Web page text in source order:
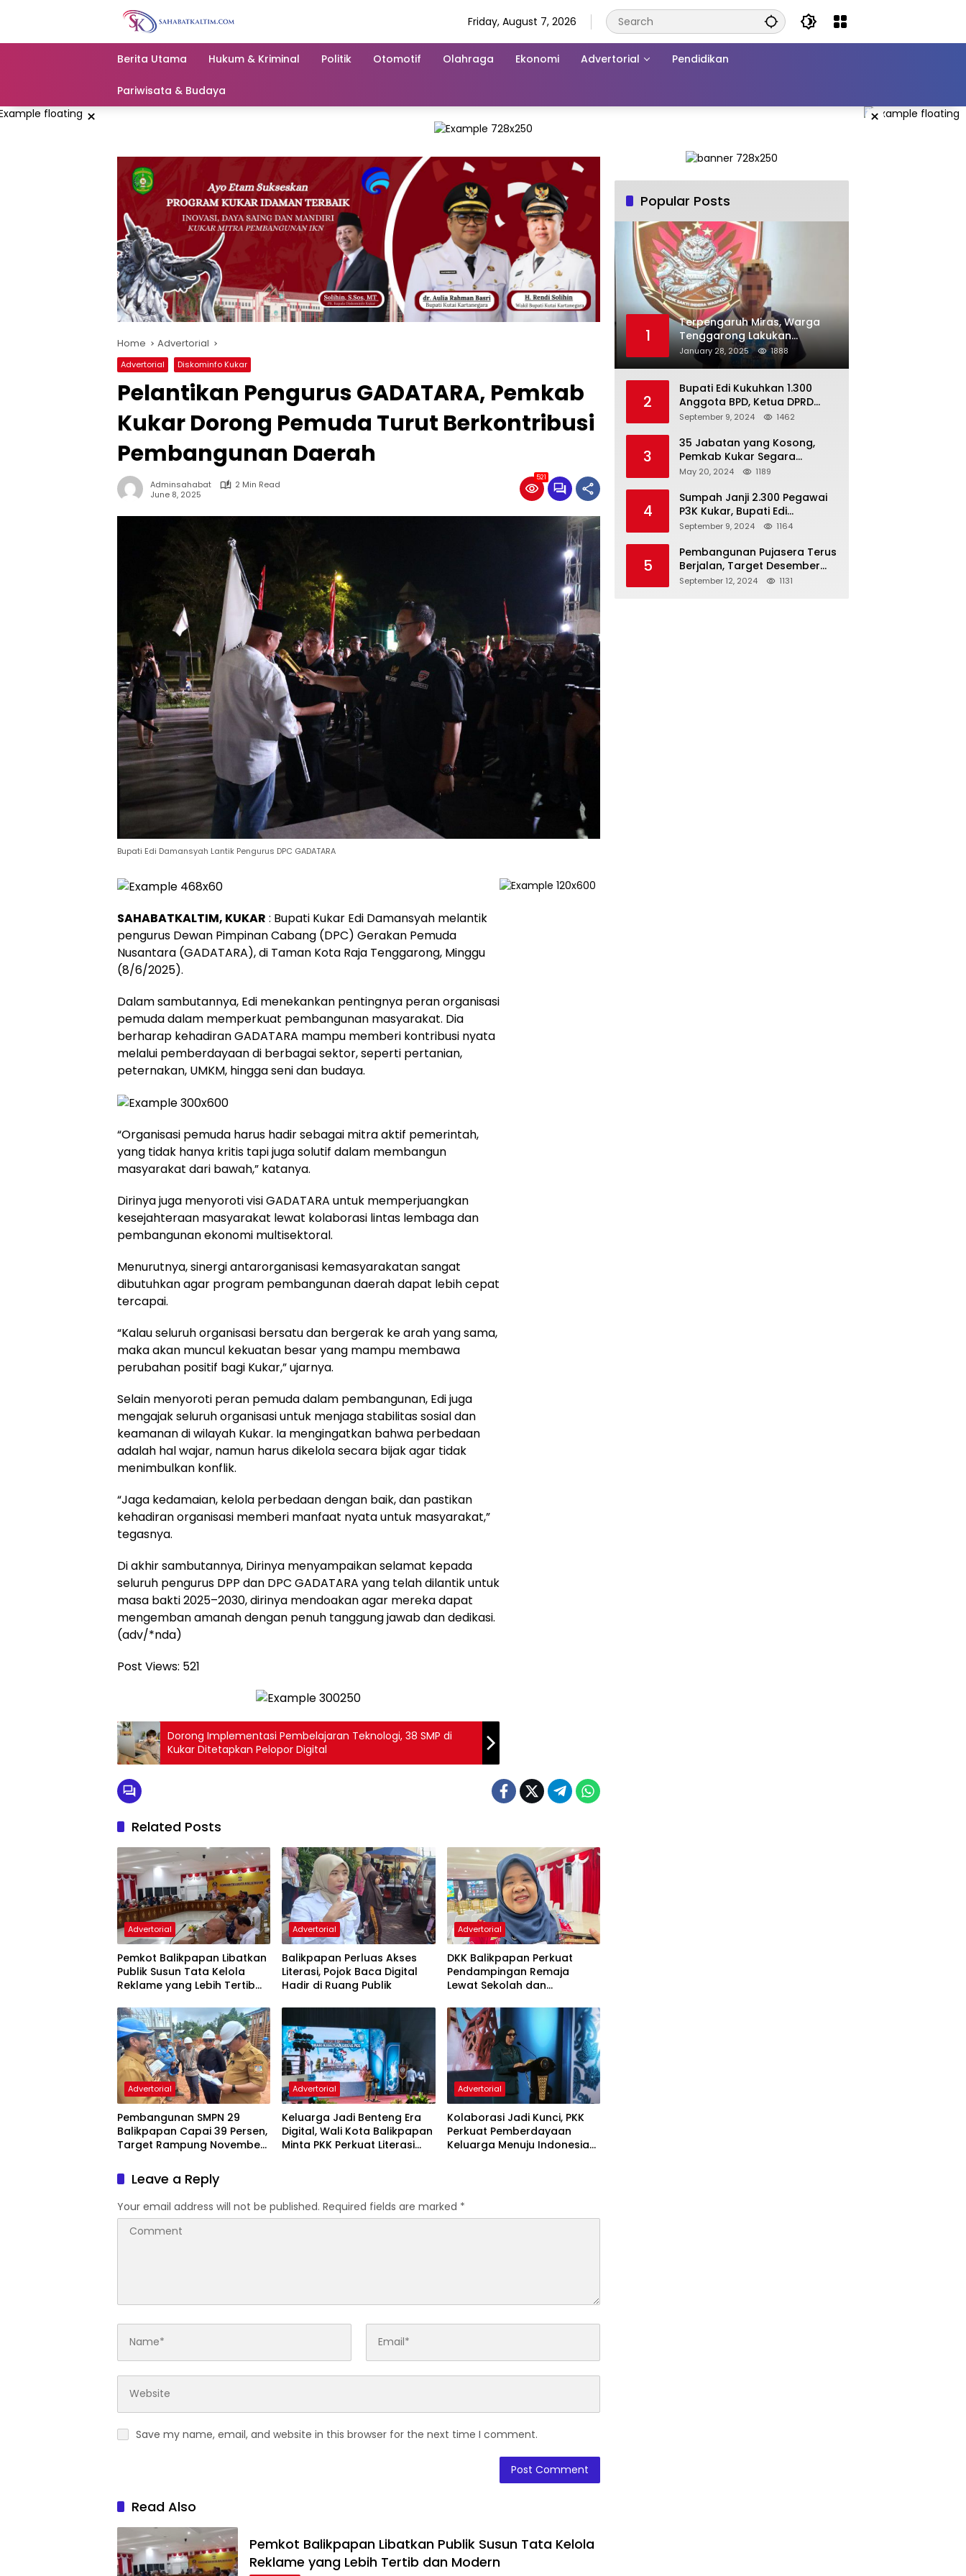
Friday, August 7, 2026
Berita Utama Hukum & Kriminal Politik Otomotif Olahraga Ekonomi Advertorial Pendidikan
Pariwisata & Budaya
× ×
Home Advertorial
Advertorial Diskominfo Kukar
Pelantikan Pengurus GADATARA, Pemkab
Kukar Dorong Pemuda Turut Berkontribusi
Pembangunan Daerah
Adminsahabat
2 Min Read
June 8, 2025
521
Bupati Edi Damansyah Lantik Pengurus DPC GADATARA
SAHABATKALTIM, KUKAR : Bupati Kukar Edi Damansyah melantik
pengurus Dewan Pimpinan Cabang (DPC) Gerakan Pemuda
Nusantara (GADATARA), di Taman Kota Raja Tenggarong, Minggu
(8/6/2025).
Dalam sambutannya, Edi menekankan pentingnya peran organisasi
pemuda dalam memperkuat pembangunan masyarakat. Dia
berharap kehadiran GADATARA mampu memberi kontribusi nyata
melalui pemberdayaan di berbagai sektor, seperti pertanian,
peternakan, UMKM, hingga seni dan budaya.
“Organisasi pemuda harus hadir sebagai mitra aktif pemerintah,
yang tidak hanya kritis tapi juga solutif dalam membangun
masyarakat dari bawah,” katanya.
Dirinya juga menyoroti visi GADATARA untuk memperjuangkan
kesejahteraan masyarakat lewat kolaborasi lintas lembaga dan
pembangunan ekonomi multisektoral.
Menurutnya, sinergi antarorganisasi kemasyarakatan sangat
dibutuhkan agar program pembangunan daerah dapat lebih cepat
tercapai.
“Kalau seluruh organisasi bersatu dan bergerak ke arah yang sama,
maka akan muncul kekuatan besar yang mampu membawa
perubahan positif bagi Kukar,” ujarnya.
Selain menyoroti peran pemuda dalam pembangunan, Edi juga
mengajak seluruh organisasi untuk menjaga stabilitas sosial dan
keamanan di wilayah Kukar. Ia mengingatkan bahwa perbedaan
adalah hal wajar, namun harus dikelola secara bijak agar tidak
menimbulkan konflik.
“Jaga kedamaian, kelola perbedaan dengan baik, dan pastikan
kehadiran organisasi memberi manfaat nyata untuk masyarakat,”
tegasnya.
Di akhir sambutannya, Dirinya menyampaikan selamat kepada
seluruh pengurus DPP dan DPC GADATARA yang telah dilantik untuk
masa bakti 2025–2030, dirinya mendoakan agar mereka dapat
mengemban amanah dengan penuh tanggung jawab dan dedikasi.
(adv/*nda)
Post Views: 521
Dorong Implementasi Pembelajaran Teknologi, 38 SMP di
Kukar Ditetapkan Pelopor Digital
Related Posts
Advertorial
Pemkot Balikpapan Libatkan
Publik Susun Tata Kelola
Reklame yang Lebih Tertib
Advertorial
Balikpapan Perluas Akses
Literasi, Pojok Baca Digital
Hadir di Ruang Publik
Advertorial
DKK Balikpapan Perkuat
Pendampingan Remaja
Lewat Sekolah dan
Advertorial
Pembangunan SMPN 29
Balikpapan Capai 39 Persen,
Target Rampung November
Advertorial
Keluarga Jadi Benteng Era
Digital, Wali Kota Balikpapan
Minta PKK Perkuat Literasi
Advertorial
Kolaborasi Jadi Kunci, PKK
Perkuat Pemberdayaan
Keluarga Menuju Indonesia
Leave a Reply
Your email address will not be published. Required fields are marked *
Save my name, email, and website in this browser for the next time I comment.
Read Also
Pemkot Balikpapan Libatkan Publik Susun Tata Kelola
Reklame yang Lebih Tertib dan Modern
Popular Posts
1
Terpengaruh Miras, Warga
Tenggarong Lakukan
Penganiayaan Kepada
Teman Sendiri
January 28, 2025 1888
2
Bupati Edi Kukuhkan 1.300
Anggota BPD, Ketua DPRD
Kukar : Lakukan Tupoksi
Pembangunan Secara Merata
September 9, 2024 1462
3
35 Jabatan yang Kosong,
Pemkab Kukar Segara
Mencari Pejabat yang
May 20, 2024 1189
4
Sumpah Janji 2.300 Pegawai
P3K Kukar, Bupati Edi
Damansyah Ingatkan
September 9, 2024 1164
5
Pembangunan Pujasera Terus
Berjalan, Target Desember
2024 Rampung
September 12, 2024 1131